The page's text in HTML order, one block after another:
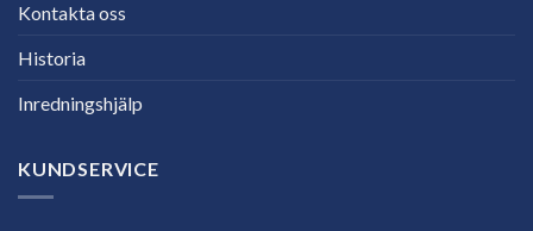
Kontakta oss
Historia
Inredningshjälp
KUNDSERVICE